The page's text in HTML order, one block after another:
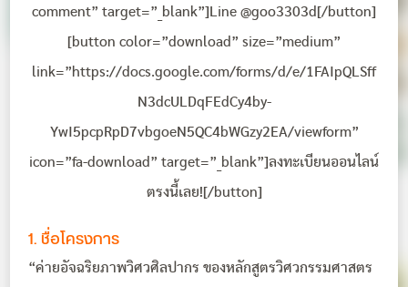
comment” target=”_blank”]Line @goo3303d[/button]
[button color=”download” size=”medium”
link=”https://docs.google.com/forms/d/e/1FAIpQLSff
N3dcULDqFEdCy4by-
YwI5pcpRpD7vbgoeN5QC4bWGzy2EA/viewform”
icon=”fa-download” target=”_blank”]ลงทะเบียนออนไลน์
ตรงนี้เลย![/button]
1. ชื่อโครงการ
“ค่ายอัจฉริยภาพวิศวศิลปากร ของหลักสูตรวิศวกรรมศาสตร